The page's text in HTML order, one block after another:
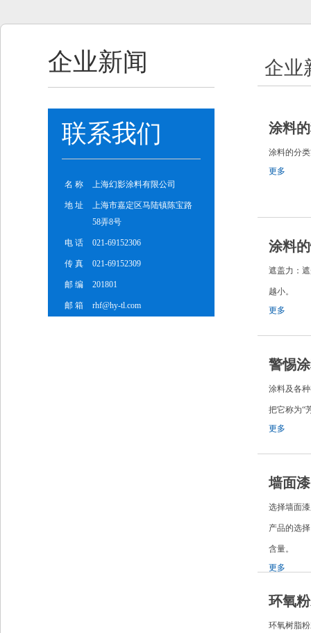
企业新闻
联系我们
名 称 上海幻影涂料有限公司
地 址
上海市嘉定区马陆镇陈宝路
58弄8号
电 话 021-69152306
传 真 021-69152309
邮 编 201801
邮 箱 rhf@hy-tl.com
企业
涂料
涂料的分
更多
涂料
遮盖力：
越小。
更多
警惕
涂料及各
把它称为
更多
墙面
选择墙面
产品的选
含量。
更多
环氧
环氧树脂